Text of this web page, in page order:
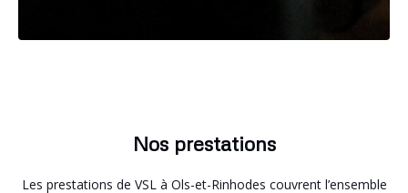
Nos prestations
Les prestations de VSL à Ols-et-Rinhodes couvrent l’ensemble